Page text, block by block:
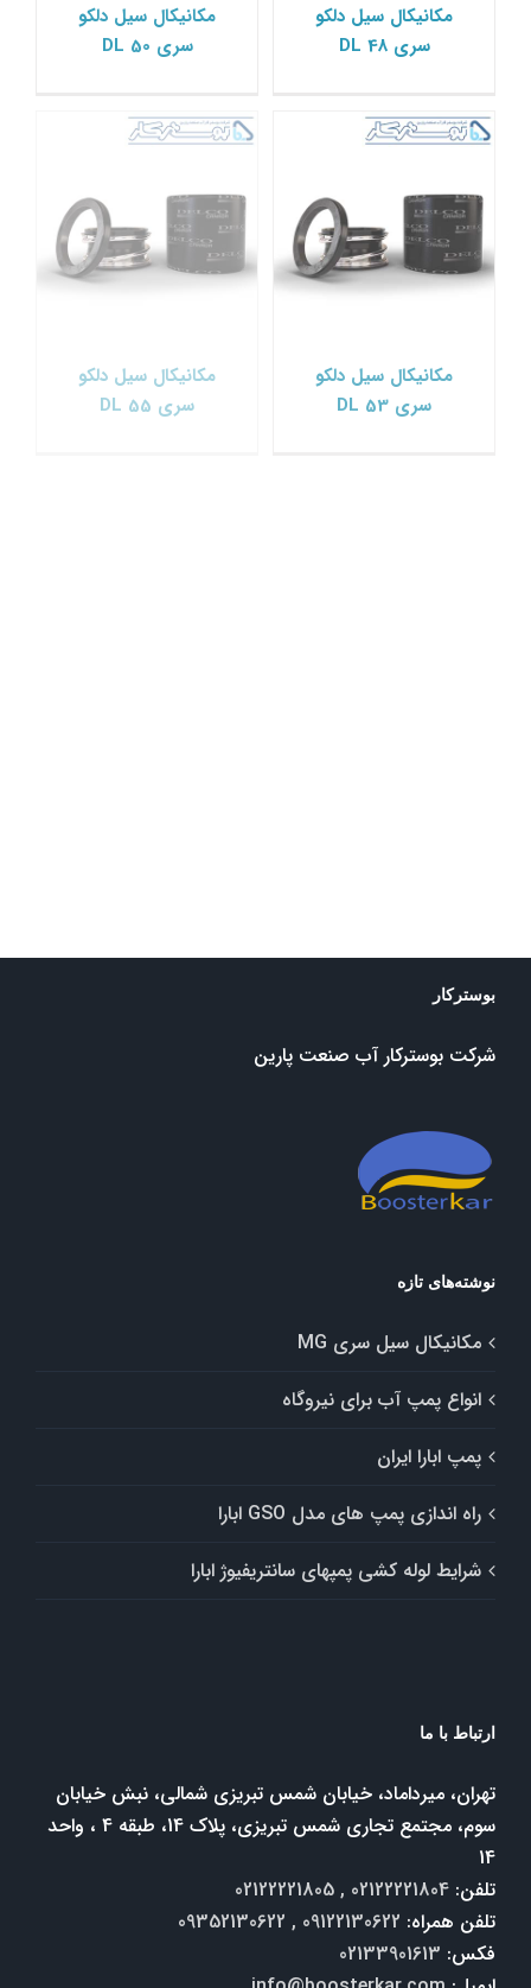
مکانیکال سیل دلکو
سری DL 48
مکانیکال سیل دلکو
سری DL 50
DL 53
مکانیکال سیل دلکو Delco
مکانیکال سیل دلکو
سری DL 53
DL 55
مکانیکال سیل دلکو Delco
مکانیکال سیل دلکو
سری DL 55
DL 58
مکانیکال سیل دلکو Delco
بوسترکار
شرکت بوسترکار آب صنعت پارین
نوشته‌های تازه
مکانیکال سیل سری MG
انواع پمپ آب برای نیروگاه
پمپ ابارا ایران
راه اندازی پمپ های مدل GSO ابارا
شرایط لوله کشی پمپهای سانتریفیوژ ابارا
ارتباط با ما
تهران، میرداماد، خیابان شمس تبریزی شمالی، نبش خیابان
سوم، مجتمع تجاری شمس تبریزی، پلاک 14، طبقه 4 ، واحد
14
تلفن: 02122221804 , 02122221805
تلفن همراه: 09122130622 , 09352130622
فکس: 02133901613